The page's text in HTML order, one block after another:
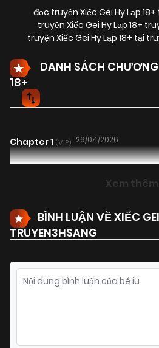
đọc truyện Xiếc Gei Hy Lạp
truyện Xiếc Gei Hy Lạp 18+
truyện Xiếc Gei Hy Lạp 18+ tại
DANH SÁCH
18+
Chapter 1 (VIP) 26/04/2026
Xem thêm
BÌNH LUẬN VỀ XIẾC
TRUYEN3HSANG